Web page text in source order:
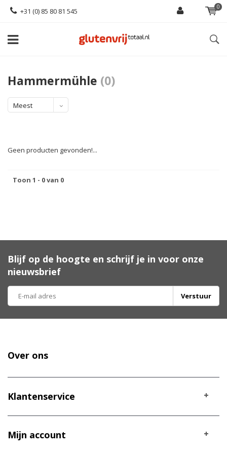
+31 (0) 85 80 81 545 0
Hammermühle (0)
Meest
Geen producten gevonden!...
Toon 1 - 0 van 0
Blijf op de hoogte en schrijf je in voor onze
nieuwsbrief
Verstuur
Over ons
Klantenservice
Mijn account